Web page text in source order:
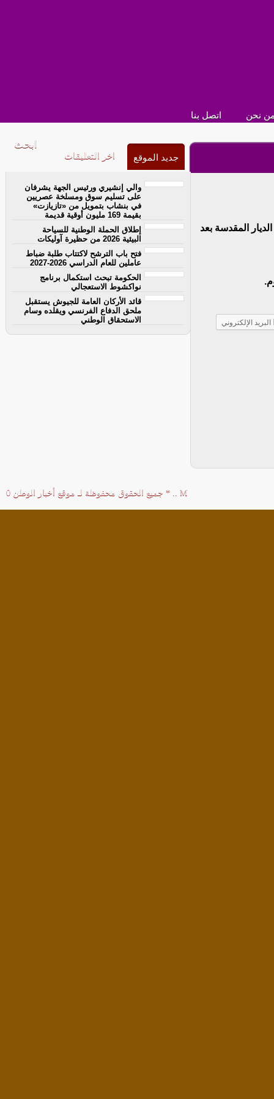
نحن اتصل بنا
المقدسة بعد
البريد الإلكتروني
جديد الموقع اخر التعليقات
والي إنشيري ورئيس الجهة يشرفان
على تسليم سوق ومسلخة عصريين
في بنشاب بتمويل من «تازيازت»
بقيمة 169 مليون أوقية قديمة
إطلاق الحملة الوطنية للسياحة
البيئية 2026 من حظيرة آوليكات
فتح باب الترشح لاكتتاب طلبة ضباط
عاملين للعام الدراسي 2026-2027
الحكومة تبحث استكمال برنامج
نواكشوط الاستعجالي
قائد الأركان العامة للجيوش يستقبل
ملحق الدفاع الفرنسي ويقلده وسام
الاستحقاق الوطني
M
* جميع الحقوق محفوظة لـ موقع أخبار الوطن 0